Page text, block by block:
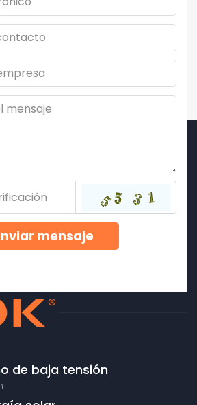
mensaje
de baja tensión